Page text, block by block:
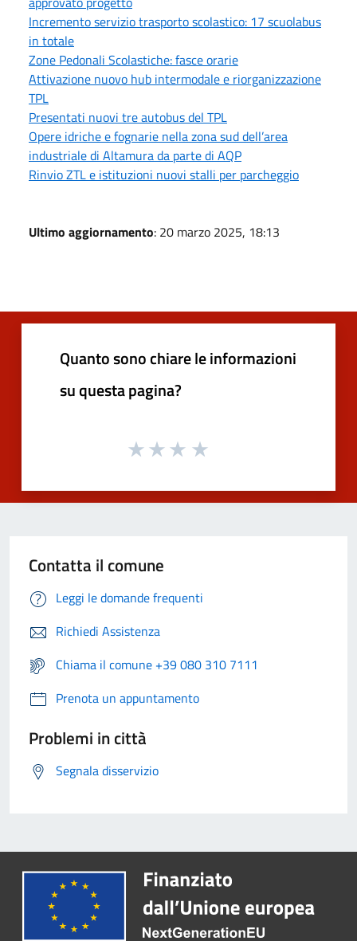
Incremento servizio trasporto scolastico: 17 scuolabus
in totale
Zone Pedonali Scolastiche: fasce orarie
Attivazione nuovo hub intermodale e riorganizzazione
TPL
Presentati nuovi tre autobus del TPL
Opere idriche e fognarie nella zona sud dell’area
industriale di Altamura da parte di AQP
Rinvio ZTL e istituzioni nuovi stalli per parcheggio
Ultimo aggiornamento: 20 marzo 2025, 18:13
Quanto sono chiare le informazioni
su questa pagina?
Contatta il comune
Leggi le domande frequenti
Richiedi Assistenza
Chiama il comune +39 080 310 7111
Prenota un appuntamento
Problemi in città
Segnala disservizio